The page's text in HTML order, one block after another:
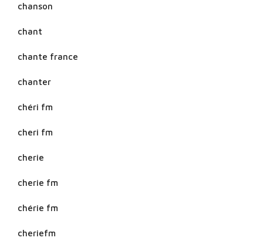
chanson
chant
chante france
chanter
chéri fm
cheri fm
cherie
cherie fm
chérie fm
cheriefm